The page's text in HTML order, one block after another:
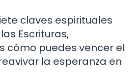
claves espirituales
Escrituras,
cómo puedes vencer el
la esperanza en